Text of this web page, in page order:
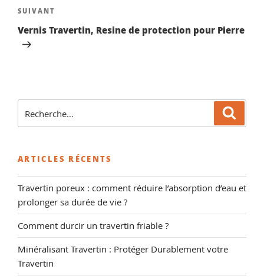
Article
suivant
SUIVANT
Vernis Travertin, Resine de protection pour Pierre
pour
ARTICLES RÉCENTS
Travertin poreux : comment réduire l’absorption d’eau et
prolonger sa durée de vie ?
Comment durcir un travertin friable ?
Minéralisant Travertin : Protéger Durablement votre
Travertin